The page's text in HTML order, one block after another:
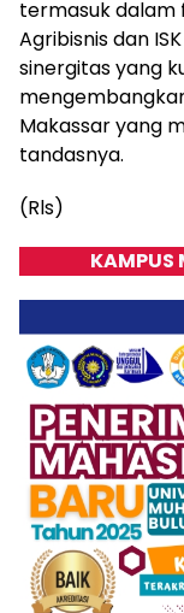
termasuk dalam
Agribisnis dan
sinergitas yang
Makassar yang
tandasnya.
(Rls)
KAMPUS